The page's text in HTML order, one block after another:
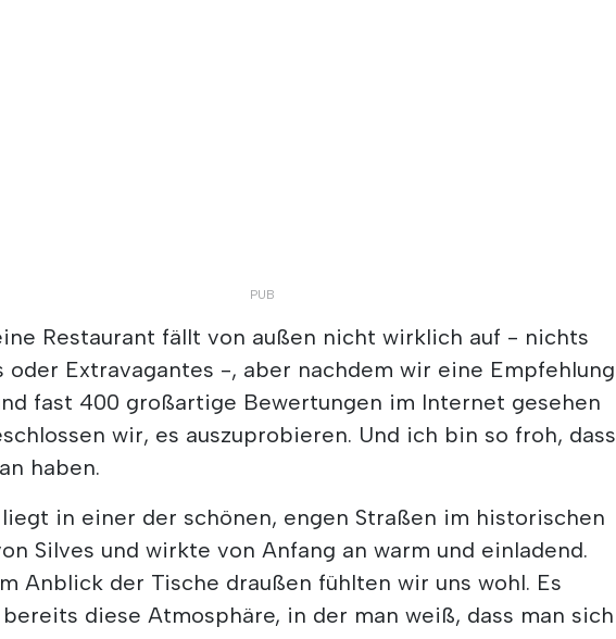
Restaurant fällt von außen nicht wirklich auf - nichts
oder Extravagantes -, aber nachdem wir eine Empfehlung
fast 400 großartige Bewertungen im Internet gesehen
wir, es auszuprobieren. Und ich bin so froh, dass
haben.
liegt in einer der schönen, engen Straßen im historischen
Silves und wirkte von Anfang an warm und einladend.
Anblick der Tische draußen fühlten wir uns wohl. Es
diese Atmosphäre, in der man weiß, dass man sich